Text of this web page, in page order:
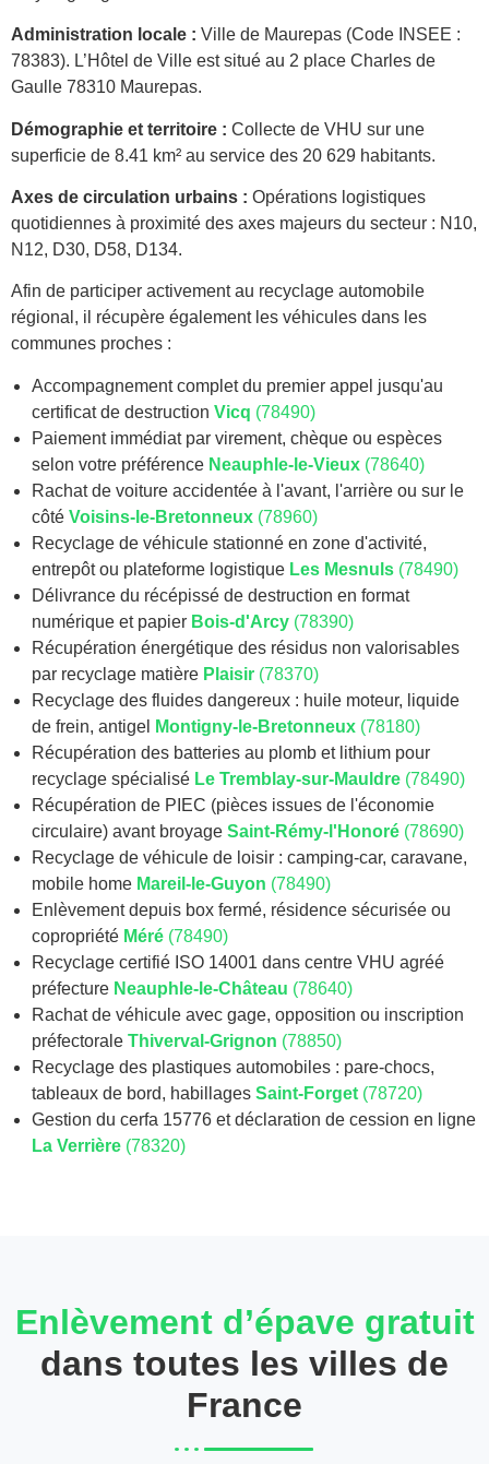
Administration locale : Ville de Maurepas (Code INSEE :
78383). L’Hôtel de Ville est situé au 2 place Charles de
Gaulle 78310 Maurepas.
Démographie et territoire : Collecte de VHU sur une
superficie de 8.41 km² au service des 20 629 habitants.
Axes de circulation urbains : Opérations logistiques
quotidiennes à proximité des axes majeurs du secteur : N10,
N12, D30, D58, D134.
Afin de participer activement au recyclage automobile
régional, il récupère également les véhicules dans les
communes proches :
Accompagnement complet du premier appel jusqu'au
certificat de destruction Vicq (78490)
Paiement immédiat par virement, chèque ou espèces
selon votre préférence Neauphle-le-Vieux (78640)
Rachat de voiture accidentée à l'avant, l'arrière ou sur le
côté Voisins-le-Bretonneux (78960)
Recyclage de véhicule stationné en zone d'activité,
entrepôt ou plateforme logistique Les Mesnuls (78490)
Délivrance du récépissé de destruction en format
numérique et papier Bois-d'Arcy (78390)
Récupération énergétique des résidus non valorisables
par recyclage matière Plaisir (78370)
Recyclage des fluides dangereux : huile moteur, liquide
de frein, antigel
Montigny-le-Bretonneux (78180)
Récupération des batteries au plomb et lithium pour
recyclage spécialisé Le Tremblay-sur-Mauldre (78490)
Récupération de PIEC (pièces issues de l'économie
circulaire) avant broyage Saint-Rémy-l'Honoré (78690)
Recyclage de véhicule de loisir : camping-car, caravane,
mobile home Mareil-le-Guyon (78490)
Enlèvement depuis box fermé, résidence sécurisée ou
copropriété Méré (78490)
Recyclage certifié ISO 14001 dans centre VHU agréé
préfecture Neauphle-le-Château (78640)
Rachat de véhicule avec gage, opposition ou inscription
préfectorale Thiverval-Grignon (78850)
Recyclage des plastiques automobiles : pare-chocs,
tableaux de bord, habillages Saint-Forget (78720)
Gestion du cerfa 15776 et déclaration de cession en ligne
La Verrière (78320)
Enlèvement d’épave gratuit
dans toutes les villes de
France